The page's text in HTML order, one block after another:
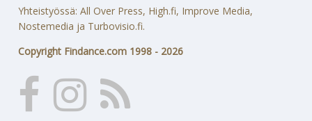
Yhteistyössä: All Over Press, High.fi, Improve Media,
Nostemedia ja Turbovisio.fi.
Copyright Findance.com 1998 - 2026